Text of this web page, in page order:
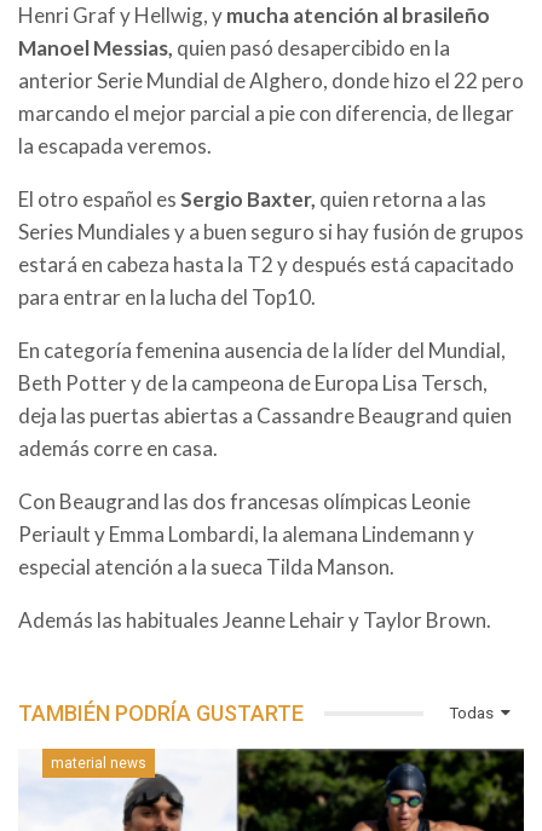
Henri Graf y Hellwig, ymucha atención al brasileño
Manoel Messias, quien pasó desapercibido en la
anterior Serie Mundial de Alghero, donde hizo el 22 pero
marcando el mejor parcial a pie con diferencia, de llegar
la escapada veremos.
El otro español esSergio Baxter, quien retorna a las
Series Mundiales y a buen seguro si hay fusión de grupos
estará en cabeza hasta la T2 y después está capacitado
para entrar en la lucha del Top10.
En categoría femenina ausencia de la líder del Mundial,
Beth Potter y de la campeona de Europa Lisa Tersch,
deja las puertas abiertas a Cassandre Beaugrand quien
además corre en casa.
Con Beaugrand las dos francesas olímpicas Leonie
Periault y Emma Lombardi, la alemana Lindemann y
especial atención a la sueca Tilda Manson.
Además las habituales Jeanne Lehair y Taylor Brown.
Todas
TAMBIÉN PODRÍA GUSTARTE
material news